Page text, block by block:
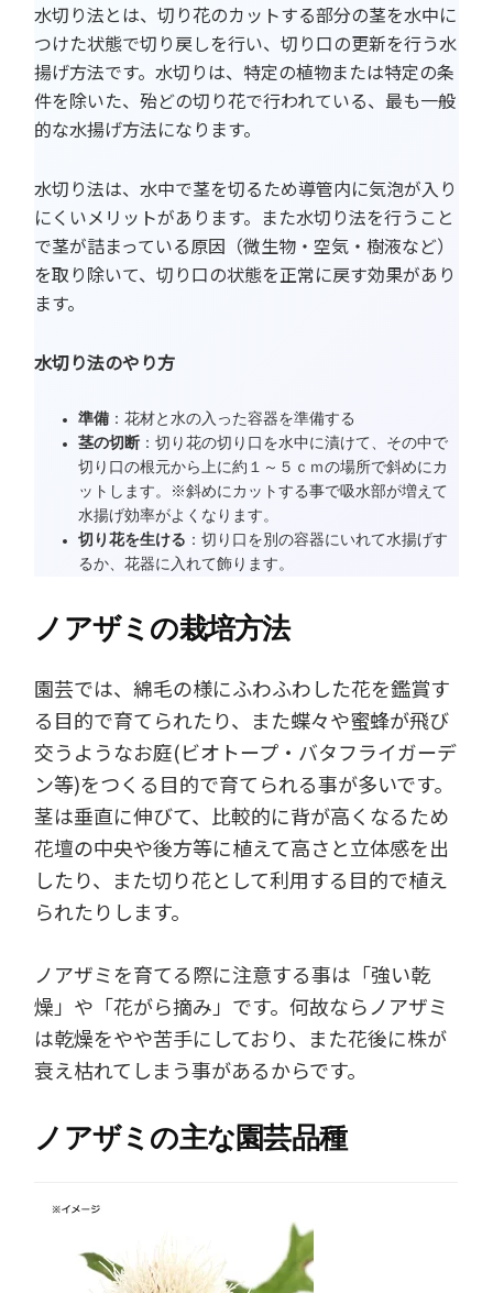
水切り法とは、切り花のカットする部分の茎を水中に
つけた状態で切り戻しを行い、切り口の更新を行う水
揚げ方法です。水切りは、特定の植物または特定の条
件を除いた、殆どの切り花で行われている、最も一般
的な水揚げ方法になります。
水切り法は、水中で茎を切るため導管内に気泡が入り
にくいメリットがあります。また水切り法を行うこと
で茎が詰まっている原因（微生物・空気・樹液など）
を取り除いて、切り口の状態を正常に戻す効果があり
ます。
水切り法のやり方
準備 ：花材と水の入った容器を準備する
茎の切断 ：切り花の切り口を水中に漬けて、その中で
切り口の根元から上に約１～５ｃｍの場所で斜めにカ
ットします。※斜めにカットする事で吸水部が増えて
水揚げ効率がよくなります。
切り花を生ける ：切り口を別の容器にいれて水揚げす
るか、花器に入れて飾ります。
ノアザミの栽培方法
園芸では、綿毛の様にふわふわした花を鑑賞す
る目的で育てられたり、また蝶々や蜜蜂が飛び
交うようなお庭(ビオトープ・バタフライガーデ
ン等)をつくる目的で育てられる事が多いです。
茎は垂直に伸びて、比較的に背が高くなるため
花壇の中央や後方等に植えて高さと立体感を出
したり、また切り花として利用する目的で植え
られたりします。
ノアザミを育てる際に注意する事は「強い乾
燥」や「花がら摘み」です。何故ならノアザミ
は乾燥をやや苦手にしており、また花後に株が
衰え枯れてしまう事があるからです。
ノアザミの主な園芸品種